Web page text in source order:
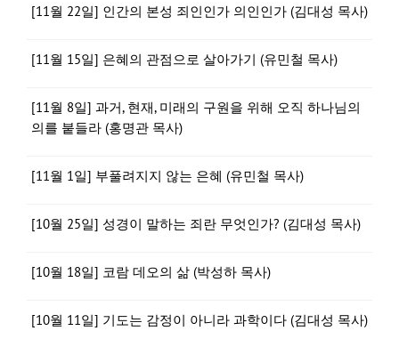
[11월 22일] 인간의 본성 죄인인가 의인인가 (김대성 목사)
[11월 15일] 은혜의 관점으로 살아가기 (유민철 목사)
[11월 8일] 과거, 현재, 미래의 구원을 위해 오직 하나님의
의를 붙들라 (홍명관 목사)
[11월 1일] 부풀려지지 않는 은혜 (유민철 목사)
[10월 25일] 성경이 말하는 죄란 무엇인가? (김대성 목사)
[10월 18일] 코람 데오의 삶 (박성하 목사)
[10월 11일] 기도는 감정이 아니라 과학이다 (김대성 목사)